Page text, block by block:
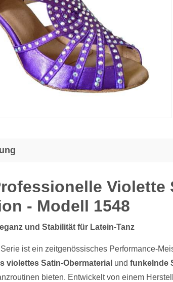
Violette
- Modell 1548
und Stabilität für Latein-Tanz
ist ein zeitgenössisches Performance-
violettes Satin-Obermaterial und funkelnde
bieten. Entwickelt von einem